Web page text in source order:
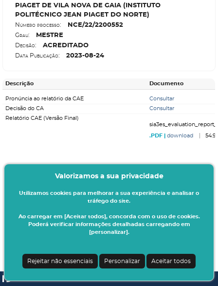
PIAGET DE VILA NOVA DE GAIA (INSTITUTO
POLITÉCNICO JEAN PIAGET DO NORTE)
Número processo: N CE/22/2200552
Grau: M ESTRE
Decisão: ACREDITADO
Data Publicação: 2023-08-24
Descrição Documento
Pronúncia ao relatório da CAE
Consultar
Decisão do CA
Consultar
Relatório CAE (Versão Final)
download 54.9
Valorizamos a sua privacidade
Utilizamos cookies para melhorar a sua experiência e analisar o
tráfego do site.
Ao carregar em [Aceitar todos], concorda com o uso de cookies.
Poderá verificar informações detalhadas carregando em
[personalizar].
Rejeitar não essenciais Personalizar Aceitar todos